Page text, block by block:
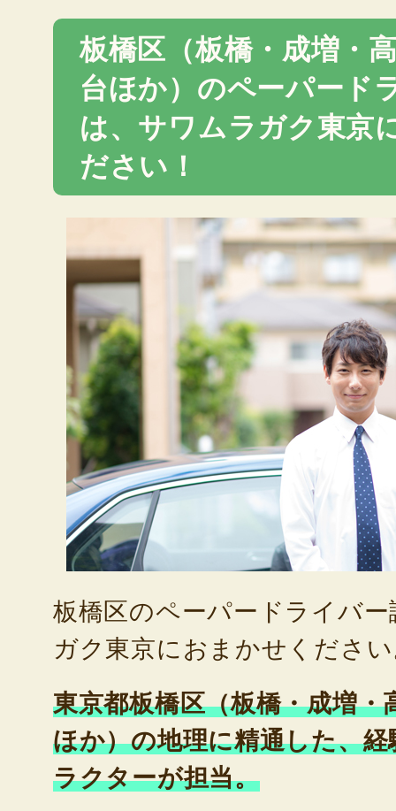
板橋区（板橋・成増・
台ほか）のペーパード
は、サワムラガク東京
ださい！
板橋区のペーパードライバ
ガク東京におまかせくださ
東京都板橋区（板橋・成増・
ほか）の地理に精通した、
ラクターが担当。